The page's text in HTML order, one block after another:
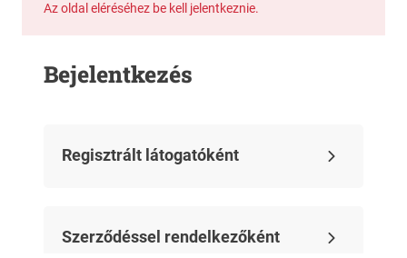
Az oldal eléréséhez be kell jelentkeznie.
Bejelentkezés
Regisztrált látogatóként
Szerződéssel rendelkezőként